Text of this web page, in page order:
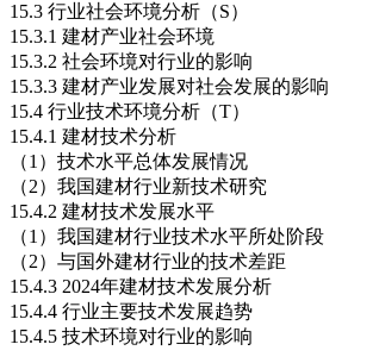
15.3 行业社会环境分析（S）
15.3.1 建材产业社会环境
15.3.2 社会环境对行业的影响
15.3.3 建材产业发展对社会发展的影响
15.4 行业技术环境分析（T）
15.4.1 建材技术分析
（1）技术水平总体发展情况
（2）我国建材行业新技术研究
15.4.2 建材技术发展水平
（1）我国建材行业技术水平所处阶段
（2）与国外建材行业的技术差距
15.4.3 2024年建材技术发展分析
15.4.4 行业主要技术发展趋势
15.4.5 技术环境对行业的影响